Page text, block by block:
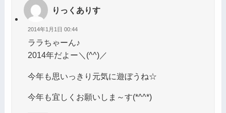
りっくありす
2014年1月1日 00:44
ララちゃーん♪
2014年だよー＼(^^)／
今年も思いっきり元気に遊ぼうね☆
今年も宜しくお願いしま～す(*^^*)